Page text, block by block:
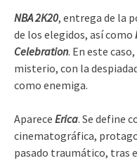
NBA 2K20, entrega de la
de los elegidos, así como
Celebration. En este
misterio, con la
como enemiga.
Aparece Erica. Se define
cinematográfica,
pasado traumático, tras